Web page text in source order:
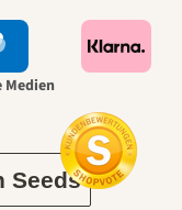
Seeds
Medien